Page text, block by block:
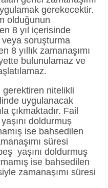
gerekecektir.
olduğunun
8 yıl içerisinde
soruşturma
8 yıllık zamanaşımı
bulunulamaz ve
gerektiren nitelikli
uygulanacak
çıkmaktadır. Fail
doldurmuş
ise bahsedilen
süresi
yaşını doldurmuş
ise bahsedilen
zamanaşımı süresi